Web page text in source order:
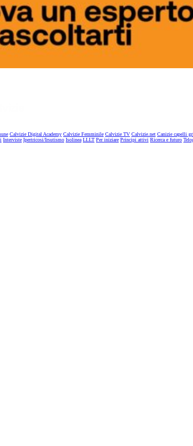
Calvizie Digital Academy Calvizie Femminile Calvizie TV Calvizie.net Canizie capelli
Interviste Ipertricosi/Irsutismo Isolinea LLLT Per iniziare Principi attivi Ricerca e futuro